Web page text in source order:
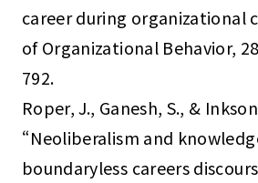
career during organizational
of Organizational Behavior,
792.
Roper, J., Ganesh, S., &
“Neoliberalism and
boundaryless careers